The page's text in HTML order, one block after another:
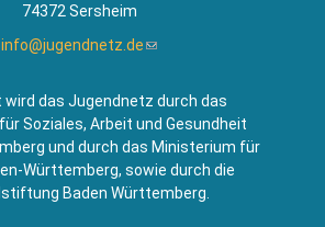
74372 Sersheim
info@jugendnetz.de(Link
Mail)
wird das Jugendnetz durch das
Soziales, Arbeit und Gesundheit
und durch das Ministerium für
Württemberg, sowie durch die
Baden Württemberg.